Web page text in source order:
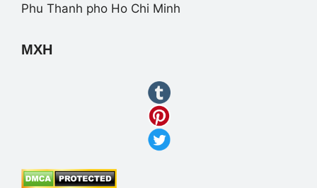
Phu Thanh pho Ho Chi Minh
MXH